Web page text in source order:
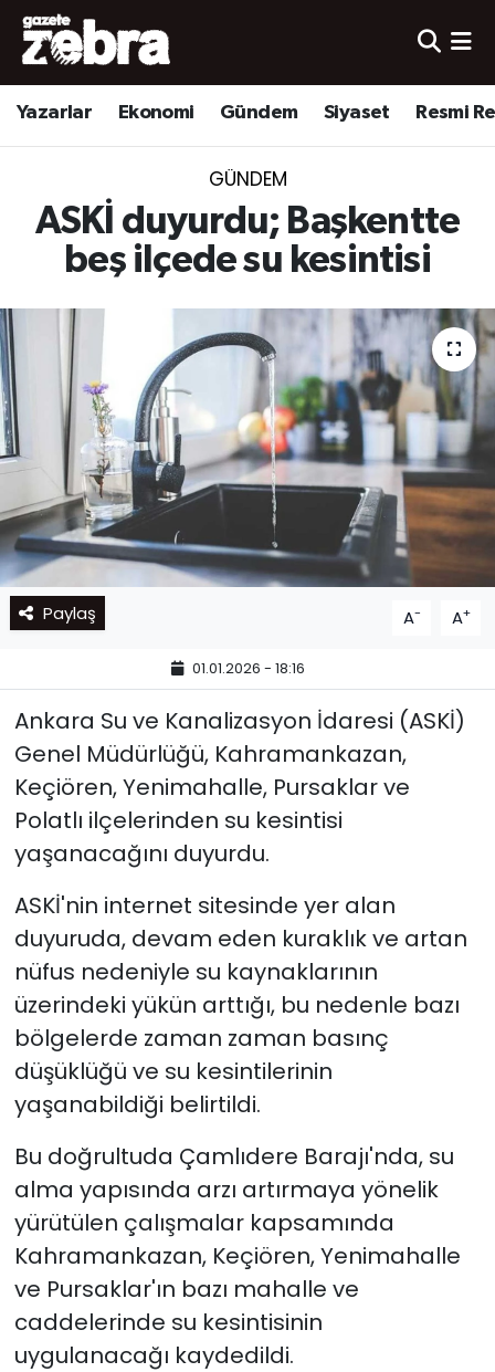
Yazarlar Ekonomi Gündem Siyaset Resmi
GÜNDEM
ASKİ duyurdu; Başkentte
beş ilçede su kesintisi
Paylaş A- A+
01.01.2026 - 18:16
Ankara Su ve Kanalizasyon İdaresi (ASKİ)
Genel Müdürlüğü, Kahramankazan,
Keçiören, Yenimahalle, Pursaklar ve
Polatlı ilçelerinden su kesintisi
yaşanacağını duyurdu.
ASKİ'nin internet sitesinde yer alan
duyuruda, devam eden kuraklık ve artan
nüfus nedeniyle su kaynaklarının
üzerindeki yükün arttığı, bu nedenle bazı
bölgelerde zaman zaman basınç
düşüklüğü ve su kesintilerinin
yaşanabildiği belirtildi.
Bu doğrultuda Çamlıdere Barajı'nda, su
alma yapısında arzı artırmaya yönelik
yürütülen çalışmalar kapsamında
Kahramankazan, Keçiören, Yenimahalle
ve Pursaklar'ın bazı mahalle ve
caddelerinde su kesintisinin
uygulanacağı kaydedildi.
Yazarlar
Ekonomi
Kültür-Sanat
Yerel
Spor
Nöbetçi Eczaneler
Hava Durumu
Trafik Durumu
Süper Lig Puan Durumu ve Fikstür
Tüm Manşetler
Son Dakika Haberleri
Haber Arşivi